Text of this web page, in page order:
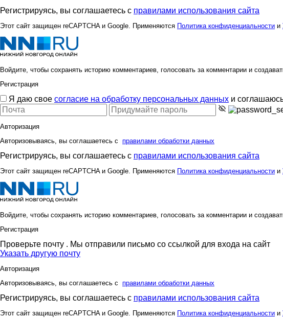
Регистрируясь, вы соглашаетесь с правилами использования сайта
Этот сайт защищен reCAPTCHA и Google. Применяются Политика конфиденциальности и
Войдите, чтобы сохранять историю комментариев, голосовать за комментарии и
Регистрация
Я даю свое согласие на обработку персональных данных и
Авторизация
Авторизовываясь, вы соглашаетесь с правилами обработки данных
Регистрируясь, вы соглашаетесь с правилами использования сайта
Этот сайт защищен reCAPTCHA и Google. Применяются Политика конфиденциальности и
Войдите, чтобы сохранять историю комментариев, голосовать за комментарии и
Регистрация
Проверьте почту . Мы отправили письмо со ссылкой для входа на сайт
Указать другую почту
Авторизация
Авторизовываясь, вы соглашаетесь с правилами обработки данных
Регистрируясь, вы соглашаетесь с правилами использования сайта
Этот сайт защищен reCAPTCHA и Google. Применяются Политика конфиденциальности и